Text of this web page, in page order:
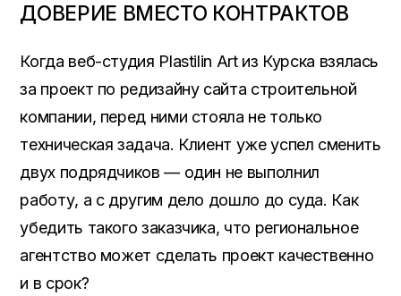
ДОВЕРИЕ ВМЕСТО КОНТРАКТОВ
Когда веб-студия Plastilin Art из Курска взялась
за проект по редизайну сайта строительной
компании, перед ними стояла не только
техническая задача. Клиент уже успел сменить
двух подрядчиков — один не выполнил
работу, а с другим дело дошло до суда. Как
убедить такого заказчика, что региональное
агентство может сделать проект качественно
и в срок?